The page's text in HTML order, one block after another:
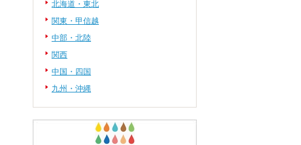
北海道・東北
関東・甲信越
中部・北陸
関西
中国・四国
九州・沖縄